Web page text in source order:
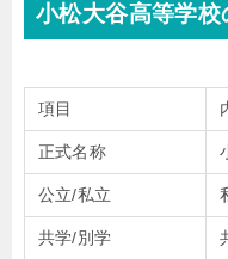
小松大谷高等学校
項目
正式名称
公立/私立
共学/別学